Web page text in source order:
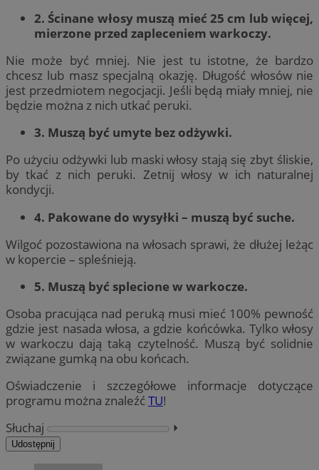
2. Ścinane włosy muszą mieć 25 cm lub więcej,
mierzone przed zapleceniem warkoczy.
Nie może być mniej. Nie jest tu istotne, że bardzo
chcesz lub masz specjalną okazję. Długość włosów nie
jest przedmiotem negocjacji. Jeśli będą miały mniej, nie
będzie można z nich utkać peruki.
3. Muszą być umyte bez odżywki.
Po użyciu odżywki lub maski włosy stają się zbyt śliskie,
by tkać z nich peruki. Zetnij włosy w ich naturalnej
kondycji.
4. Pakowane do wysyłki – muszą być suche.
Wilgoć pozostawiona na włosach sprawi, że dłużej leżąc
w kopercie – spleśnieją.
5. Muszą być splecione w warkocze.
Osoba pracująca nad peruką musi mieć 100% pewność
gdzie jest nasada włosa, a gdzie końcówka. Tylko włosy
w warkoczu dają taką czytelność. Muszą być solidnie
związane gumką na obu końcach.
Oświadczenie i szczegółowe informacje dotyczące
programu można znaleźćTU!
Słuchaj
⏵︎
Udostępnij